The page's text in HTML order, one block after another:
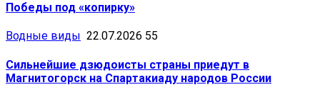
Победы под «копирку»
Водные виды 22.07.2026 55
Сильнейшие дзюдоисты страны приедут в
Магнитогорск на Спартакиаду народов России